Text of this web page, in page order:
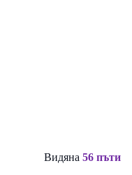
Видяна 56 пъти